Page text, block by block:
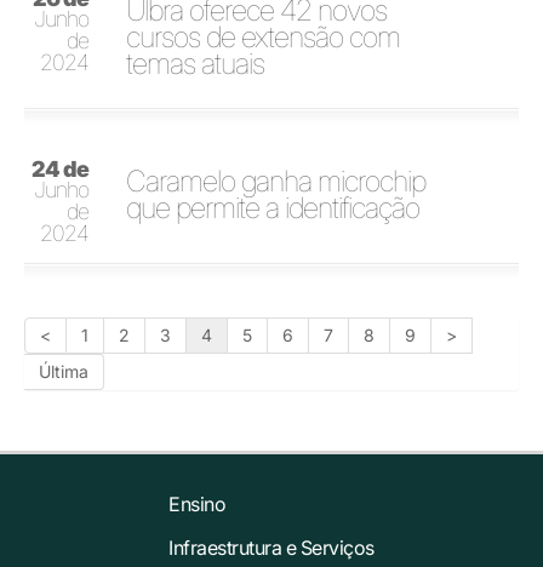
Junho
de
2024
Ulbra oferece 42 novos
cursos de extensão com
temas atuais
24 de
Junho
de
2024
Caramelo ganha microchip
que permite a identificação
< 1 2 3 4 5 6 7 8 9
>
Última
Ensino
Infraestrutura e Serviços